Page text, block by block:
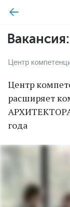
Центр
Центр
расширяет
года